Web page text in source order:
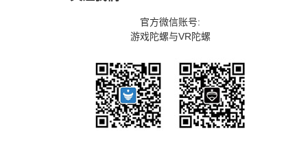
官方微信账号:
游戏陀螺与VR陀螺